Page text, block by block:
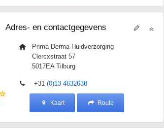
Adres- en contactgegevens
Prima Derma Huidverzorging
Clercxstraat 57
5017EA Tilburg
+31(0)13 4632638
Kaart Route